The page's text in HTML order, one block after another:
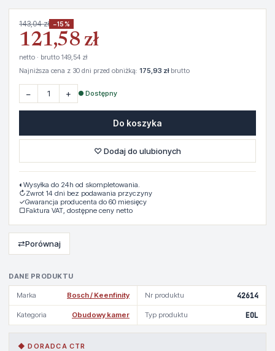
DANE PRODUKTU
Marka Bosch / Keenfinity Nr produktu 42614
Kategoria Obudowy kamer Typ produktu EOL
◆ DORADCA CTR
143,04 zł −15%
121,58 zł
netto · brutto 149,54 zł
Najniższa cena z 30 dni przed obniżką: 175,93 złbrutto
− + ● Dostępny
Do koszyka
♡ Dodaj do ulubionych
◐ Wysyłka do 24h od skompletowania.
↻Zwrot 14 dni bez podawania przyczyny
✓Gwarancja producenta do 60 miesięcy
▢Faktura VAT, dostępne ceny netto
⇄Porównaj